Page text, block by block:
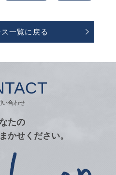
一覧に戻る
い合わせ
たの
かせください。